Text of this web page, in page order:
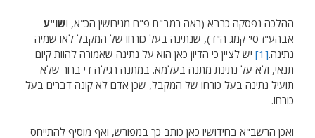
ההלכה נפסקה כרבא (ראה רמב"ם פ"ח מגירושין הכ"א, ושו"ע
אבהע"ז סי' קמג ה"ד), שנתינה בעל כורחו של המקבל לאו שמיה
נתינה.[1]
יש לציין כי הדיון כאן הוא על נתינה שאמורה להוות קיום
תנאי, ולא על נתינת מתנה בעלמא. במתנה רגילה די ברור שלא
תועיל נתינה בעל כורחו של המקבל, שכן אדם לא קונה דברים בעל
כורחו.
ואכן הרשב"א בחידושיו כאן כותב כך במפורש, ואף מוסיף להתייחס